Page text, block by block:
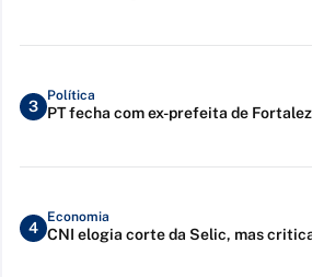
3
Política
PT fecha com ex-prefeita de
4
Economia
CNI elogia corte da Selic, mas